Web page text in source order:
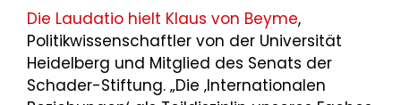
Die Laudatio hielt Klaus von Beyme,
Politikwissenschaftler von der Universität
Heidelberg und Mitglied des Senats der
Schader-Stiftung. „Die ‚Internationalen